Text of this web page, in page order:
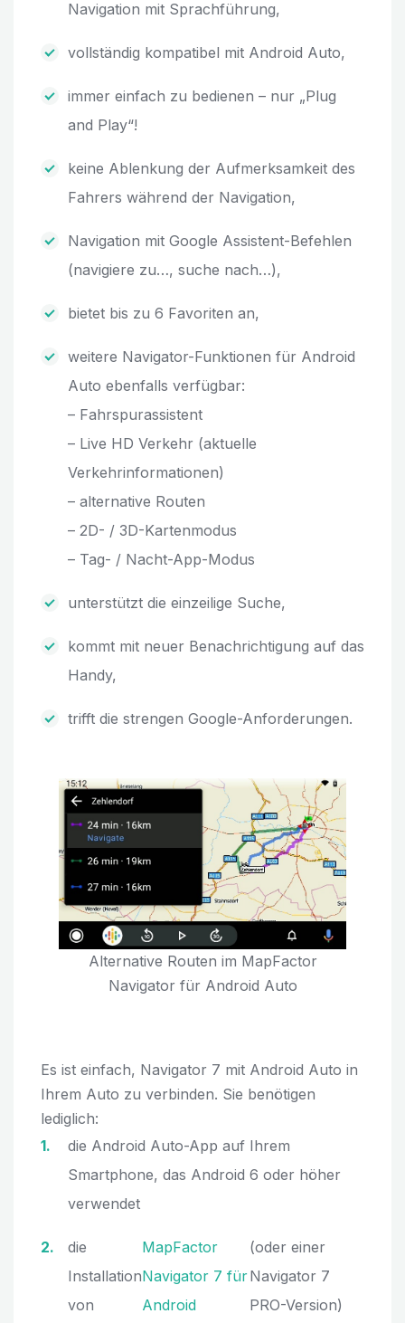
Navigation mit Sprachführung,
vollständig kompatibel mit Android Auto,
immer einfach zu bedienen – nur „Plug
and Play“!
keine Ablenkung der Aufmerksamkeit des
Fahrers während der Navigation,
Navigation mit Google Assistent-Befehlen
(navigiere zu…, suche nach…),
bietet bis zu 6 Favoriten an,
weitere Navigator-Funktionen für Android
Auto ebenfalls verfügbar:
– Fahrspurassistent
– Live HD Verkehr (aktuelle
Verkehrinformationen)
– alternative Routen
– 2D- / 3D-Kartenmodus
– Tag- / Nacht-App-Modus
unterstützt die einzeilige Suche,
kommt mit neuer Benachrichtigung auf das
Handy,
trifft die strengen Google-Anforderungen.
Alternative Routen im MapFactor
Navigator für Android Auto
Es ist einfach, Navigator 7 mit Android Auto in
Ihrem Auto zu verbinden. Sie benötigen
lediglich:
die Android Auto-App auf Ihrem
Smartphone, das Android 6 oder höher
verwendet
die
Installation
von
MapFactor
Navigator 7 für
Android
(oder einer
Navigator 7
PRO-Version)